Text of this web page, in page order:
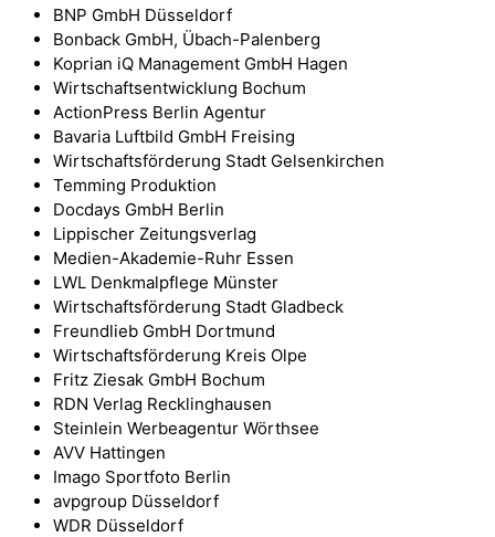
BNP GmbH Düsseldorf
Bonback GmbH, Übach-Palenberg
Koprian iQ Management GmbH Hagen
Wirtschaftsentwicklung Bochum
ActionPress Berlin Agentur
Bavaria Luftbild GmbH Freising
Wirtschaftsförderung Stadt Gelsenkirchen
Temming Produktion
Docdays GmbH Berlin
Lippischer Zeitungsverlag
Medien-Akademie-Ruhr Essen
LWL Denkmalpflege Münster
Wirtschaftsförderung Stadt Gladbeck
Freundlieb GmbH Dortmund
Wirtschaftsförderung Kreis Olpe
Fritz Ziesak GmbH Bochum
RDN Verlag Recklinghausen
Steinlein Werbeagentur Wörthsee
AVV Hattingen
Imago Sportfoto Berlin
avpgroup Düsseldorf
WDR Düsseldorf